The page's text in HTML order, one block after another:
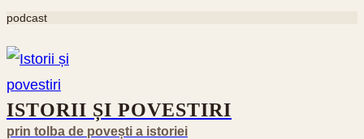
Skip
to
content
podcast
ISTORII ȘI POVESTIRI
prin tolba de povești a istoriei